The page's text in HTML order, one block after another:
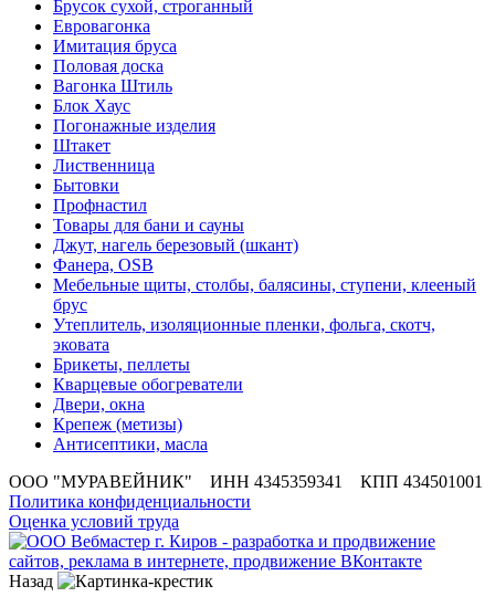
Брусок сухой, строганный
Евровагонка
Имитация бруса
Половая доска
Вагонка Штиль
Блок Хаус
Погонажные изделия
Штакет
Лиственница
Бытовки
Профнастил
Товары для бани и сауны
Джут, нагель березовый (шкант)
Фанера, OSB
Мебельные щиты, столбы, балясины, ступени, клееный
брус
Утеплитель, изоляционные пленки, фольга, скотч,
эковата
Брикеты, пеллеты
Кварцевые обогреватели
Двери, окна
Крепеж (метизы)
Антисептики, масла
ООО "МУРАВЕЙНИК" ИНН 4345359341 КПП 434501001
Политика конфиденциальности
Оценка условий труда
Назад